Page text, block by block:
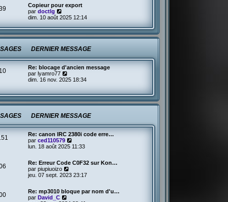
n
i
e
m
e
s
s
a
g
e
d
e
r
n
i
e
m
e
s
s
a
g
Copieur pour export
par doctlg
o
i
r
l
d
r
n
i
e
m
e
s
a
e
dim. 10 août 2025 12:14
DERNIER MESSAGE
Re: blocage d'ancien message
par lyamro77
o
r
l
e
e
n
i
e
r
s
s
a
e
dim. 16 nov. 2025 18:34
DERNIER MESSAGE
Re: canon IRC 2380i code erre…
par ced110579
o
l
d
n
lun. 18 août 2025 11:33
Re: Erreur Code C0F32 sur Kon…
par piupiuoizo
o
l
jeu. 07 sept. 2023 23:17
Re: mp3010 bloque par nom d'u…
par David_C